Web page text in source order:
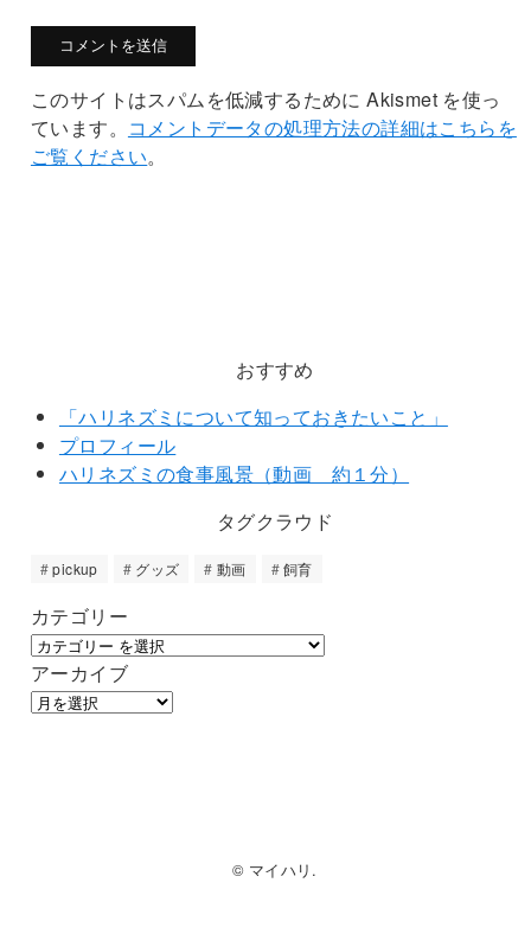
このサイトはスパムを低減するために Akismet を使っ
ています。 コメントデータの処理方法の詳細はこちらを
ご覧ください。
おすすめ
「ハリネズミについて知っておきたいこと」
プロフィール
ハリネズミの食事風景（動画 約１分）
タグクラウド
pickup グッズ 動画 飼育
カテゴリー
アーカイブ
© マイハリ.